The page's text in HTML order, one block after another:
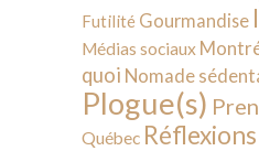
Futilité Gourmandise
Médias sociaux
quoi Nomade
Plogue(s)
Québec Réflexions